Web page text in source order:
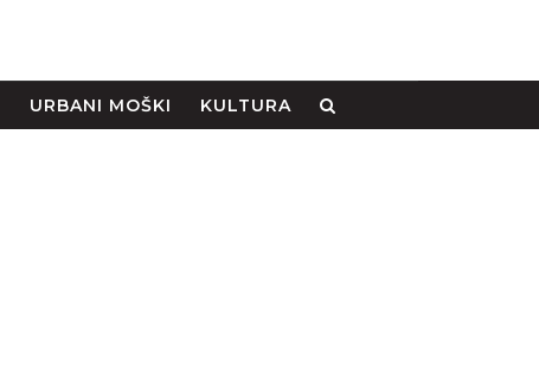
URBANI MOŠKI KULTURA